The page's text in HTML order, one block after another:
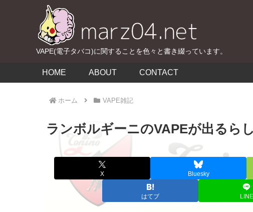
VAPE(電子タバコ)に関することを色々と書き綴っています。
HOME ABOUT CONTACT
ホーム VAPE雑記
ランボルギーニのVAPEが出るら
X Bluesky
はてブ LINE